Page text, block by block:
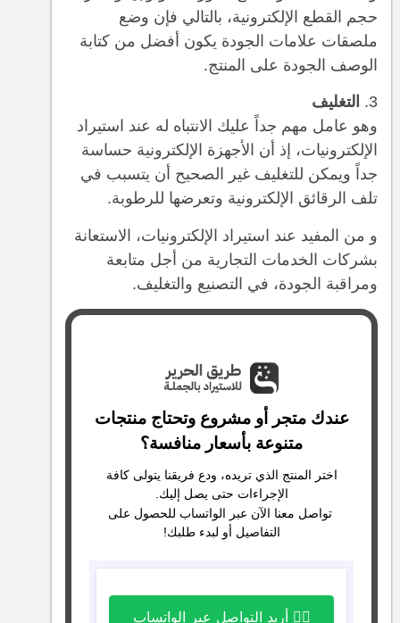
حجم القطع الإلكترونية، بالتالي فإن وضع
ملصقات علامات الجودة يكون أفضل من كتابة
الوصف الجودة على المنتج.
التغليف
وهو عامل مهم جداً عليك الانتباه له عند استيراد
الإلكترونيات، إذ أن الأجهزة الإلكترونية حساسة
جداً ويمكن للتغليف غير الصحيح أن يتسبب في
تلف الرقائق الإلكترونية وتعرضها للرطوبة.
و من المفيد عند استيراد الإلكترونيات، الاستعانة
بشركات الخدمات التجارية من أجل متابعة
ومراقبة الجودة، في التصنيع والتغليف.
عندك متجر أو مشروع وتحتاج منتجات
متنوعة بأسعار منافسة؟
اختر المنتج الذي تريده، ودع فريقنا يتولى كافة
الإجراءات حتى يصل إليك.
تواصل معنا الآن عبر الواتساب للحصول على
التفاصيل أو لبدء طلبك!